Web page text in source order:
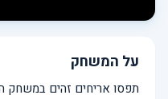
על המשחק